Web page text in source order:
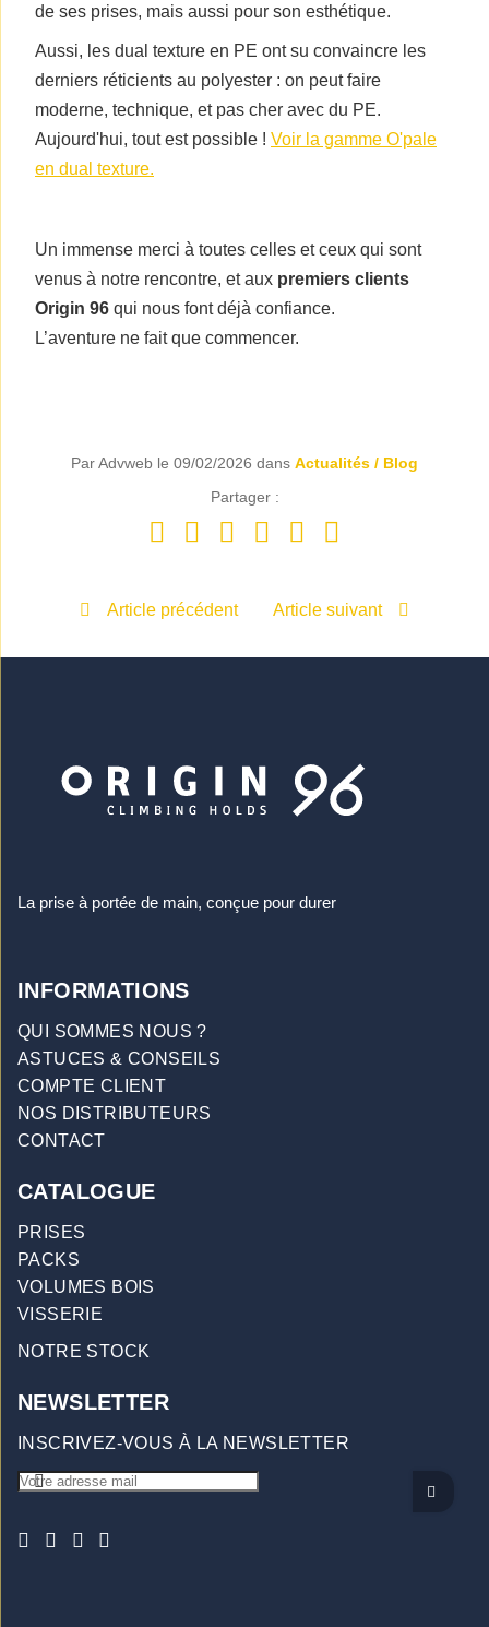
de ses prises, mais aussi pour son esthétique.
Aussi, les dual texture en PE ont su convaincre les
derniers réticients au polyester : on peut faire
moderne, technique, et pas cher avec du PE.
Aujourd'hui, tout est possible ! Voir la gamme O'pale
en dual texture.
Un immense merci à toutes celles et ceux qui sont
venus à notre rencontre, et aux premiers clients
Origin 96 qui nous font déjà confiance.
L’aventure ne fait que commencer.
Par Advweb le 09/02/2026 dans Actualités / Blog
Partager :
Article précédent Article suivant
La prise à portée de main, conçue pour durer
INFORMATIONS
QUI SOMMES NOUS ?
ASTUCES & CONSEILS
COMPTE CLIENT
NOS DISTRIBUTEURS
CONTACT
CATALOGUE
PRISES
PACKS
VOLUMES BOIS
VISSERIE
NOTRE STOCK
NEWSLETTER
INSCRIVEZ-VOUS À LA NEWSLETTER